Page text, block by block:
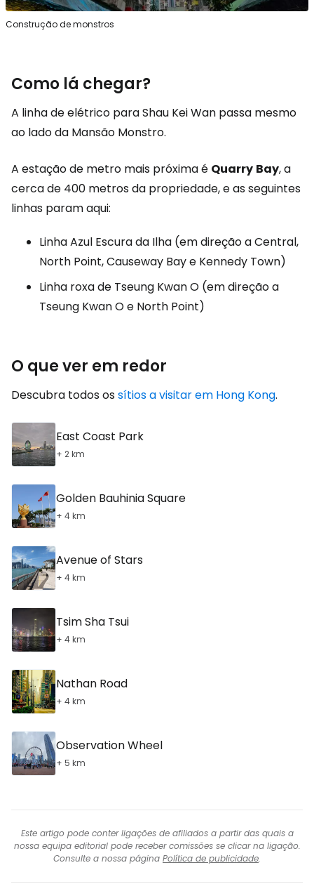
Construção de monstros
Como lá chegar?
A linha de elétrico para Shau Kei Wan passa mesmo
ao lado da Mansão Monstro.
A estação de metro mais próxima é Quarry Bay, a
cerca de 400 metros da propriedade, e as seguintes
linhas param aqui:
Linha Azul Escura da Ilha (em direção a Central,
North Point, Causeway Bay e Kennedy Town)
Linha roxa de Tseung Kwan O (em direção a
Tseung Kwan O e North Point)
O que ver em redor
Descubra todos ossítios a visitar em Hong Kong.
East Coast Park
+ 2 km
Golden Bauhinia Square
+ 4 km
Avenue of Stars
+ 4 km
Tsim Sha Tsui
+ 4 km
Nathan Road
+ 4 km
Observation Wheel
+ 5 km
Este artigo pode conter ligações de afiliados a partir das quais a
nossa equipa editorial pode receber comissões se clicar na ligação.
Consulte a nossa página Política de publicidade.